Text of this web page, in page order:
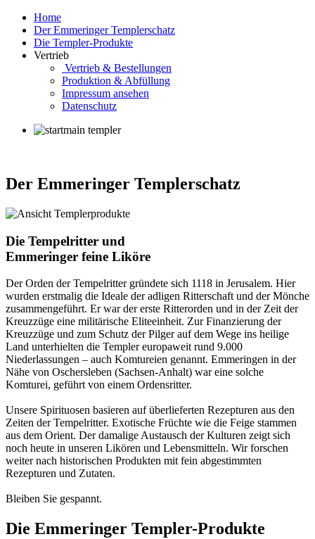
Home
Der Emmeringer Templerschatz
Die Templer-Produkte
Vertrieb
Vertrieb & Bestellungen
Produktion & Abfüllung
Impressum ansehen
Datenschutz
Der Emmeringer Templerschatz
Die Tempelritter und
Emmeringer feine Liköre
Der Orden der Tempelritter gründete sich 1118 in Jerusalem. Hier
wurden erstmalig die Ideale der adligen Ritterschaft und der Mönche
zusammengeführt. Er war der erste Ritterorden und in der Zeit der
Kreuzzüge eine militärische Eliteeinheit. Zur Finanzierung der
Kreuzzüge und zum Schutz der Pilger auf dem Wege ins heilige
Land unterhielten die Templer europaweit rund 9.000
Niederlassungen – auch Komtureien genannt. Emmeringen in der
Nähe von Oschersleben (Sachsen-Anhalt) war eine solche
Komturei, geführt von einem Ordensritter.
Unsere Spirituosen basieren auf überlieferten Rezepturen aus den
Zeiten der Tempelritter. Exotische Früchte wie die Feige stammen
aus dem Orient. Der damalige Austausch der Kulturen zeigt sich
noch heute in unseren Likören und Lebensmitteln. Wir forschen
weiter nach historischen Produkten mit fein abgestimmten
Rezepturen und Zutaten.
Bleiben Sie gespannt.
Die Emmeringer Templer-Produkte